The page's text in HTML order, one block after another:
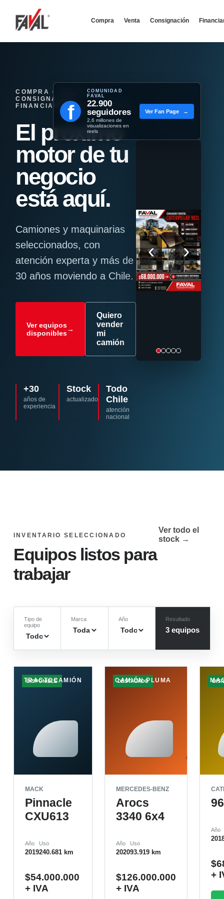
Compra Venta Consignación
COMPRA · VENTA ·
CONSIGNACIÓN ·
FINANCIAMIENTO - REMATES
El próximo
motor de tu
negocio
está aquí.
Camiones y maquinarias
seleccionados, con
atención experta y más de
30 años moviendo a Chile.
Ver equipos
disponibles→
Quiero
vender
mi
camión
+30
años de
experiencia
Stock
actualizado
Todo
Chile
atención
nacional
f
COMUNIDAD
FAVAL
22.900
seguidores
2,6 millones de
visualizaciones en
reels
Ver Fan Page →
‹ ›
INVENTARIO SELECCIONADO
Equipos listos para
trabajar
Ver todo el
stock →
Tipo de
equipo
Marca Año Resultado
3 equipos
DISPONIBLE
TRACTOCAMIÓN
MACK
Pinnacle
CXU613
Año
2019
Uso
240.681 km
$54.000.000
+ IVA
DESTACADO
CAMIÓN PLUMA
MERCEDES-BENZ
Arocs
3340 6x4
Año
2020
Uso
93.919 km
$126.000.000
+ IVA
Año
$
+